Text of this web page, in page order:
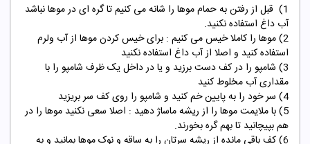
1) قبل از رفتن به حمام موها را شانه می کنیم تا گره ای در موها نباشد
آب داغ استفاده نکنید.
2) موها را کاملا خیس می کنیم : برای خیس کردن موها از آب ولرم
استفاده کنید و اصلا از آب داغ استفاده نکنید
3) شامپو را در کف دست برزید و یا در داخل یک ظرف شامپو را با
مقداری آب مخلوط کنید
4) سر خود را به پایین خم کنید و شامپو را روی کف سر بریزید
5) با ملایمت موها را از ریشه ماساژ دهید : اصلا سعی نکنید موها را در
هم بپیچانید تا بهم گره بخورند.
6) کف باقی مانده از ریشه سرتان را به ساقه و نوک موها بمانید و به